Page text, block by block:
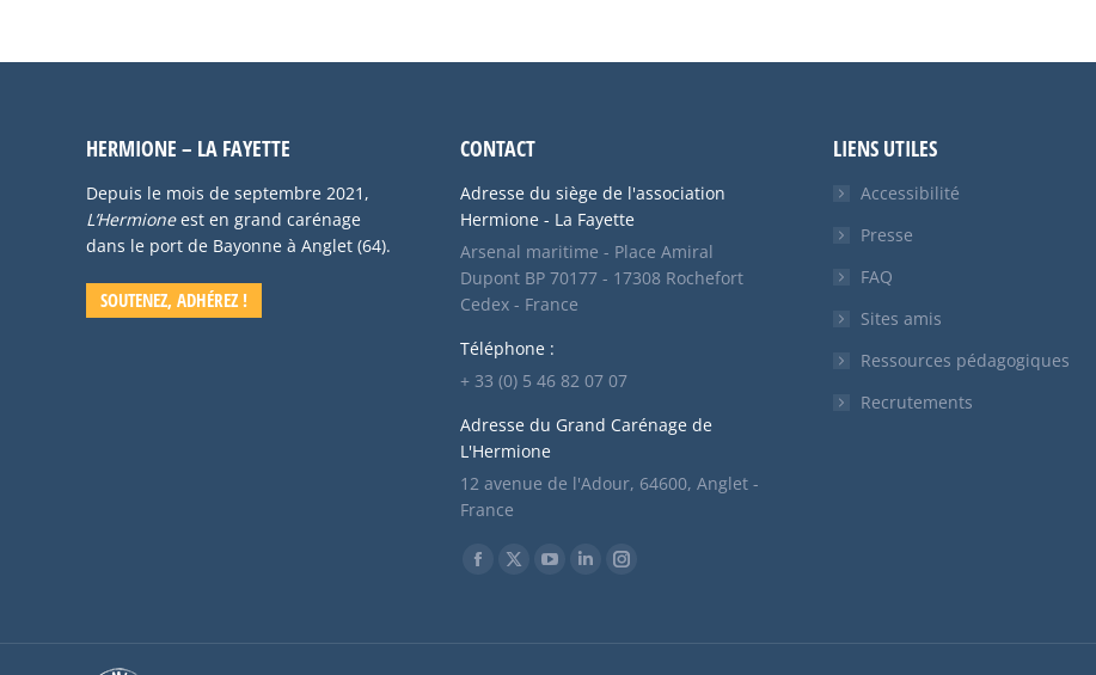
HERMIONE – LA FAYETTE
Depuis le mois de septembre 2021,
L’Hermioneest en grand carénage
dans le port de Bayonne à Anglet (64).
SOUTENEZ, ADHÉREZ !
CONTACT
Adresse du siège de l'association
Hermione - La Fayette
Arsenal maritime - Place Amiral
Dupont BP 70177 - 17308 Rochefort
Cedex - France
Téléphone :
+ 33 (0) 5 46 82 07 07
Adresse du Grand Carénage de
L'Hermione
12 avenue de l'Adour, 64600, Anglet -
France
Trouvez nous sur :
Facebook
X
YouTubeLinkedInInstagram
LIENS UTILES
Accessibilité
Presse
FAQ
Sites amis
Ressources pédagogiques
Recrutements